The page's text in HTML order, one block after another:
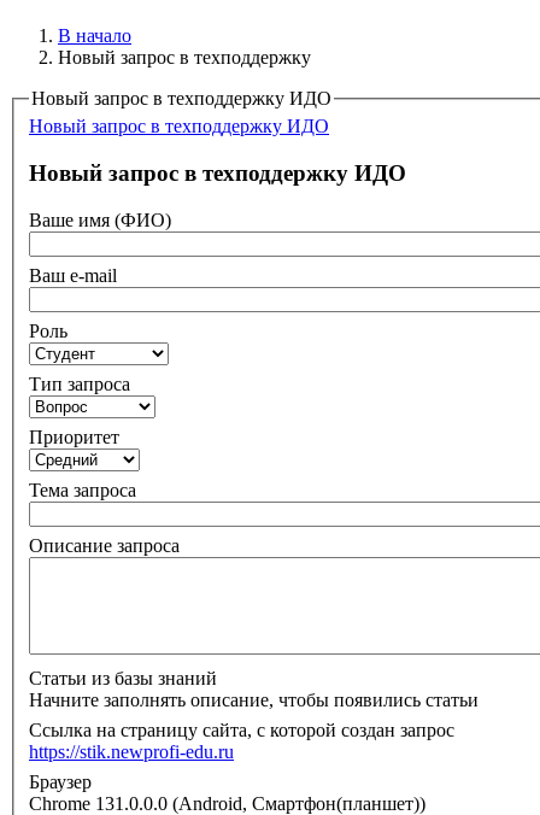
В начало
Новый запрос в техподдержку
Новый запрос в техподдержку ИДО
Новый запрос в техподдержку ИДО
Новый запрос в техподдержку ИДО
Ваше имя (ФИО)
Ваш e-mail
Роль
Тип запроса
Приоритет
Тема запроса
Описание запроса
Статьи из базы знаний
Начните заполнять описание, чтобы появились статьи
Ссылка на страницу сайта, с которой создан запрос
https://stik.newprofi-edu.ru
Браузер
Chrome 131.0.0.0 (Android, Смартфон(планшет))